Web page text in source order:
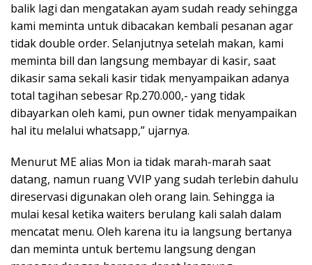
balik lagi dan mengatakan ayam sudah ready sehingga
kami meminta untuk dibacakan kembali pesanan agar
tidak double order. Selanjutnya setelah makan, kami
meminta bill dan langsung membayar di kasir, saat
dikasir sama sekali kasir tidak menyampaikan adanya
total tagihan sebesar Rp.270.000,- yang tidak
dibayarkan oleh kami, pun owner tidak menyampaikan
hal itu melalui whatsapp,” ujarnya.
Menurut ME alias Mon ia tidak marah-marah saat
datang, namun ruang VVIP yang sudah terlebin dahulu
direservasi digunakan oleh orang lain. Sehingga ia
mulai kesal ketika waiters berulang kali salah dalam
mencatat menu. Oleh karena itu ia langsung bertanya
dan meminta untuk bertemu langsung dengan